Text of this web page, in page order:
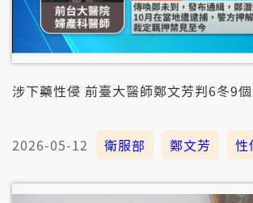
涉下藥性侵 前臺大醫師鄭文芳判6冬9個
2026-05-12 衛服部 鄭文芳 性